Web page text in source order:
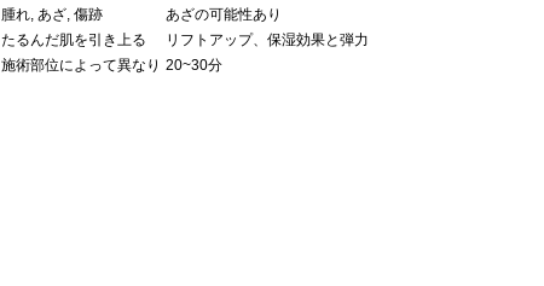
腫れ, あざ, 傷跡
あざの可能性あり
たるんだ肌を引き上る
リフトアップ、保湿効果と弾力
施術部位によって異なり 20~30分